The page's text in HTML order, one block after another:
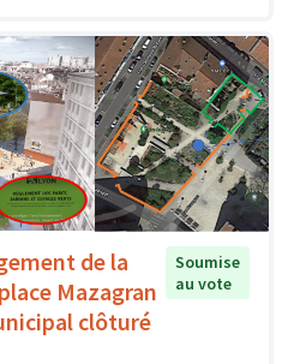
de la
Mazagran
clôturé
Soumise
au vote